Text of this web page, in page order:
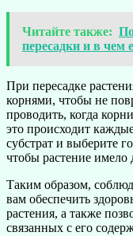
Читайте также:
пересадки и в чем
При пересадке
корнями, чтобы не
проводить, когда
это происходит
субстрат и выберите
чтобы растение имело
Таким образом,
вам обеспечить
растения, а также
связанных с его